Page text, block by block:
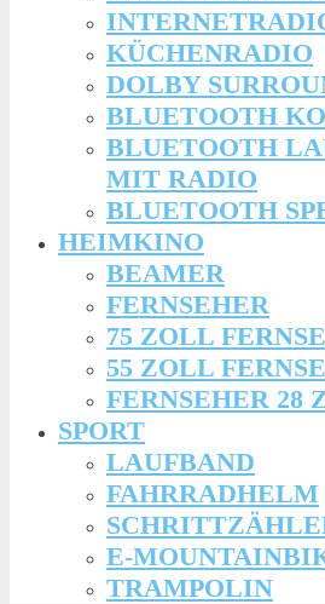
KÜCHENRADIO
DOLBY
BLUETOOTH
BLUETOOTH
MIT RADIO
BLUETOOTH
HEIMKINO
BEAMER
FERNSEHER
75 ZOLL
55 ZOLL
FERNSEHER 28
SPORT
LAUFBAND
FAHRRADHELM
E-
TRAMPOLIN